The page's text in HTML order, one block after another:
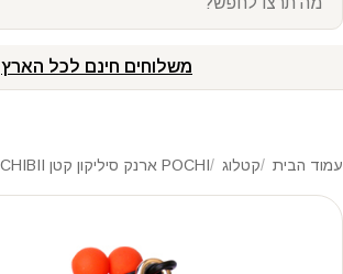
משלוחים חינם לכל הארץ
עמוד הבית קטלוג POCHI ארנק סיליקון קטן POCHIBII - כתום